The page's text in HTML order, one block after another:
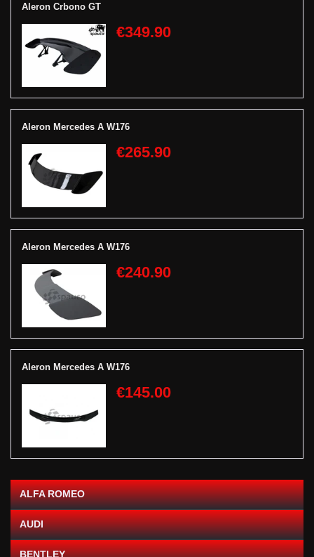
Aleron Crbono GT
€349.90
Aleron Mercedes A W176
€265.90
Aleron Mercedes A W176
€240.90
Aleron Mercedes A W176
€145.00
ALFA ROMEO
AUDI
BENTLEY